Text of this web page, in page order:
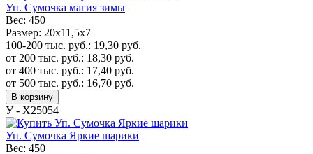
Уп. Сумочка магия зимы
Вес: 450
Размер: 20x11,5x7
100-200 тыс. руб.: 19,30 руб.
от 200 тыс. руб.: 18,30 руб.
от 400 тыс. руб.: 17,40 руб.
от 500 тыс. руб.: 16,70 руб.
В корзину
У - Х25054
Уп. Сумочка Яркие шарики
Вес: 450